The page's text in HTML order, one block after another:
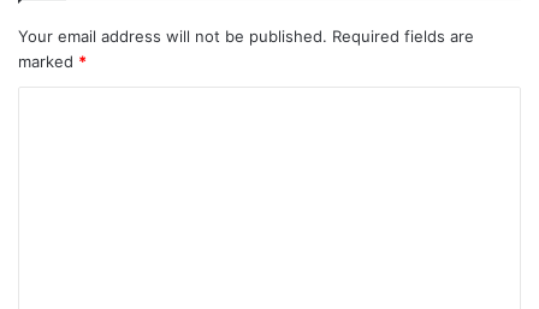
Your email address will not be published. Required fields are
marked *